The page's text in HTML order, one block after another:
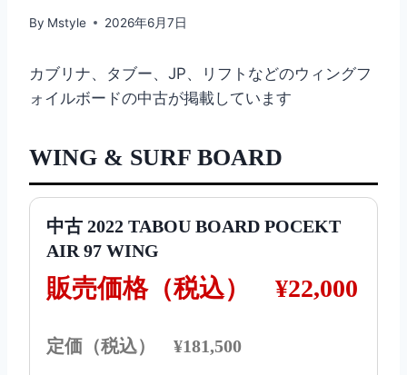
By Mstyle 2026年6月7日
カブリナ、タブー、JP、リフトなどのウィングフ
ォイルボードの中古が掲載しています
WING & SURF BOARD
中古 2022 TABOU BOARD POCEKT
AIR 97 WING
販売価格（税込） ¥22,000
定価（税込） ¥181,500